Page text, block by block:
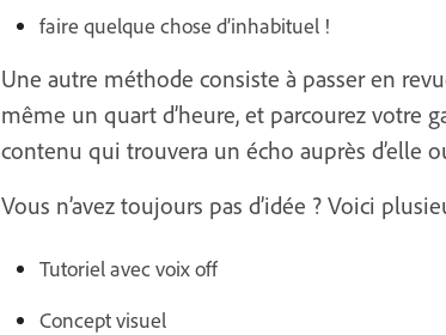
faire quelque chose d’inhabituel !
Une autre méthode consiste à passer en
même un quart d’heure, et parcourez votre
contenu qui trouvera un écho auprès d’elle
Vous n’avez toujours pas d’idée ? Voici
Tutoriel avec voix off
Concept visuel